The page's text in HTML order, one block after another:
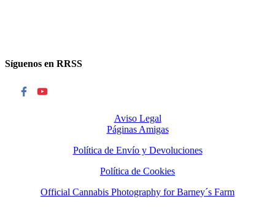
Síguenos en RRSS
Aviso Legal
Páginas Amigas
Política de Envío y Devoluciones
Política de Cookies
Official Cannabis Photography for Barney´s Farm